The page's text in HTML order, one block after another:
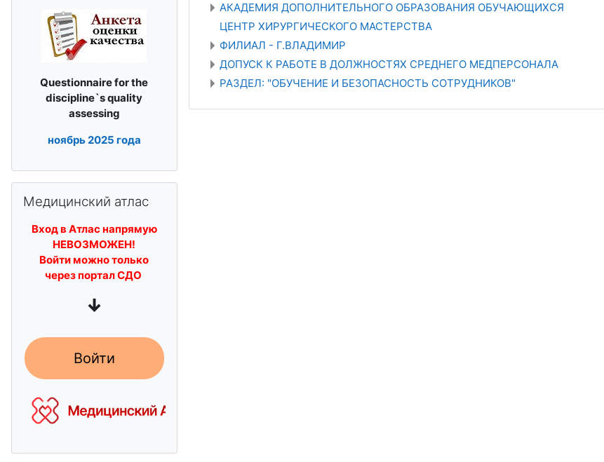
АКАДЕМИЯ ДОПОЛНИТЕЛЬНОГО ОБРАЗОВАНИЯ ОБУЧАЮЩИХСЯ
ЦЕНТР ХИРУРГИЧЕСКОГО МАСТЕРСТВА
ФИЛИАЛ - Г.ВЛАДИМИР
ДОПУСК К РАБОТЕ В ДОЛЖНОСТЯХ СРЕДНЕГО МЕДПЕРСОНАЛА
РАЗДЕЛ: "ОБУЧЕНИЕ И БЕЗОПАСНОСТЬ СОТРУДНИКОВ"
Questionnaire for the
discipline`squality
assessing
ноябрь2025 года
Медицинский атлас
Вход в Атлас напрямую
НЕВОЗМОЖЕН!
Войти можно только
через портал СДО
↓
Войти